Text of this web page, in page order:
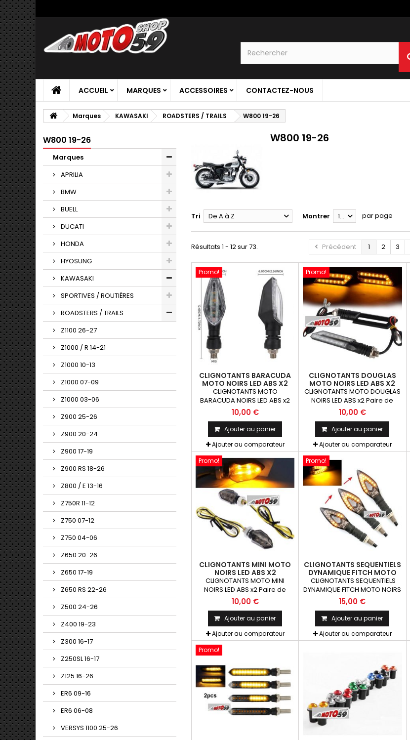
ACCUEIL MARQUES ACCESSOIRES CONTACTEZ-NOUS
Marques KAWASAKI ROADSTERS / TRAILS W800 19-26
W800 19-26
Marques
APRILIA
BMW
BUELL
DUCATI
HONDA
HYOSUNG
KAWASAKI
SPORTIVES / ROUTIÉRES
ROADSTERS / TRAILS
Z1100 26-27
Z1000 / R 14-21
Z1000 10-13
Z1000 07-09
Z1000 03-06
Z900 25-26
Z900 20-24
Z900 17-19
Z900 RS 18-26
Z800 / E 13-16
Z750R 11-12
Z750 07-12
Z750 04-06
Z650 20-26
Z650 17-19
Z650 RS 22-26
Z500 24-26
Z400 19-23
Z300 16-17
Z250SL 16-17
Z125 16-26
ER6 09-16
ER6 06-08
VERSYS 1100 25-26
W800 19-26
Tri De A à Z Montrer 12 par page
Précédent 1 2 3
Résultats 1 - 12 sur 73.
Promo!
CLIGNOTANTS BARACUDA
MOTO NOIRS LED ABS X2
CLIGNOTANTS MOTO
BARACUDA NOIRS LED ABS x2
Paire de clignotants universels
qui peuvent être adaptables
sur toutes motos ou scooters
10,00 €
Ajouter au panier
Ajouter au comparateur
Promo!
CLIGNOTANTS DOUGLAS
MOTO NOIRS LED ABS X2
CLIGNOTANTS MOTO DOUGLAS
NOIRS LED ABS x2 Paire de
clignotants universels qui
peuvent être adaptables sur
toutes motos ou scooters
10,00 €
Ajouter au panier
Ajouter au comparateur
Promo!
CLIGNOTANTS MINI MOTO
NOIRS LED ABS X2
CLIGNOTANTS MOTO MINI
NOIRS LED ABS x2 Paire de
clignotants universels qui
peuvent être adaptables sur
toutes motos ou scooters
10,00 €
Ajouter au panier
Ajouter au comparateur
Promo!
CLIGNOTANTS SEQUENTIELS
DYNAMIQUE FITCH MOTO
NOIRS LED ABS X2
CLIGNOTANTS SEQUENTIELS
DYNAMIQUE FITCH MOTO NOIRS
LED ABS x2 pcs Paire de
clignotants universels qui
peuvent être adaptables sur
toutes motos ou scooters
15,00 €
Ajouter au panier
Ajouter au comparateur
Promo!